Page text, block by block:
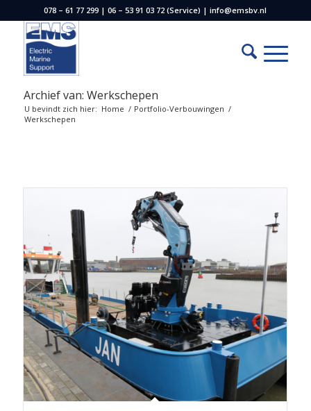
078 – 61 77 299 | 06 – 53 91 03 72 (Service) | info@emsbv.nl
Archief van: Werkschepen
U bevindt zich hier: Home / Portfolio-Verbouwingen /
Werkschepen